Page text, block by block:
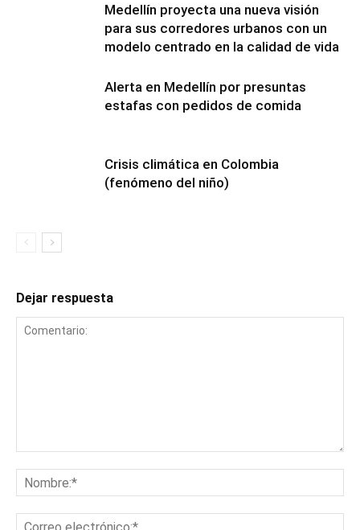
Medellín proyecta una nueva visión
para sus corredores urbanos con un
modelo centrado en la calidad de vida
Alerta en Medellín por presuntas
estafas con pedidos de comida
Crisis climática en Colombia
(fenómeno del niño)
Dejar respuesta